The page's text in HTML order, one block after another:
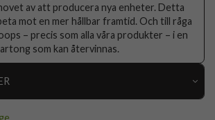
av att producera nya enheter. Detta
mot en mer hållbar framtid. Och till råga
– precis som alla våra produkter – i en
som kan återvinnas.